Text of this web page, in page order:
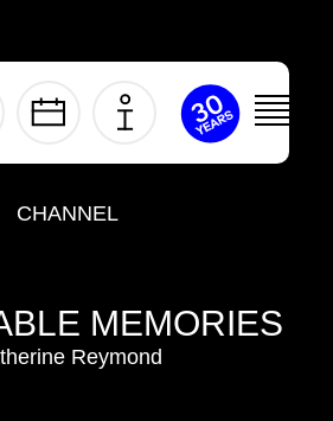
ivermectine
kopen
zonder
CHANNEL
MEMORIES
Reymond